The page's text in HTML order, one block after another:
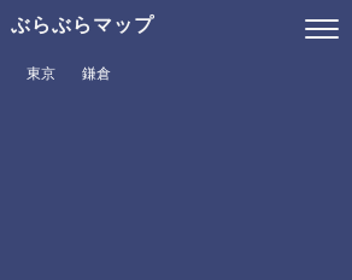
ぶらぶらマップ
東京 鎌倉